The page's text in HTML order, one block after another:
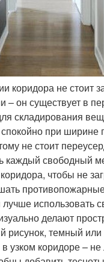
коридора не стоит
– он существует в
складирования
при ширине
не стоит
каждый свободный
чтобы не
лучше использовать
делают
рисунок, темный или
узком коридоре –